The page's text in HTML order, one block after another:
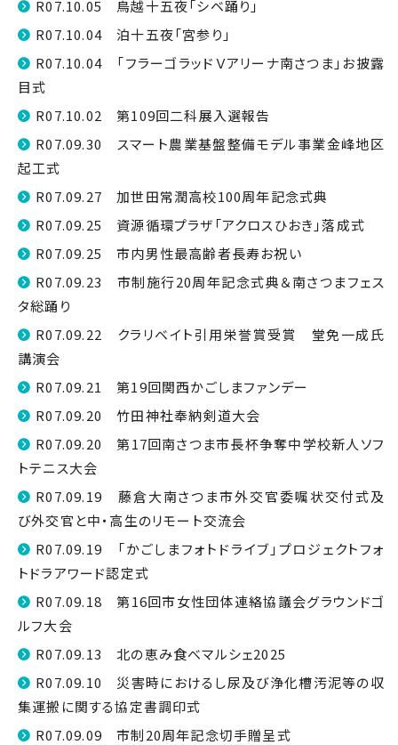
R07.10.05 鳥越十五夜「シベ踊り」
R07.10.04 泊十五夜「宮参り」
R07.10.04 「フラーゴラッドＶアリーナ南さつま」お披露
目式
R07.10.02 第109回二科展入選報告
R07.09.30 スマート農業基盤整備モデル事業金峰地区
起工式
R07.09.27 加世田常潤高校100周年記念式典
R07.09.25 資源循環プラザ「アクロスひおき」落成式
R07.09.25 市内男性最高齢者長寿お祝い
R07.09.23 市制施行20周年記念式典＆南さつまフェス
タ総踊り
R07.09.22 クラリベイト引用栄誉賞受賞 堂免一成氏
講演会
R07.09.21 第19回関西かごしまファンデー
R07.09.20 竹田神社奉納剣道大会
R07.09.20 第17回南さつま市長杯争奪中学校新人ソフ
トテニス大会
R07.09.19 藤倉大南さつま市外交官委嘱状交付式及
び外交官と中・高生のリモート交流会
R07.09.19 「かごしまフォトドライブ」プロジェクトフォ
トドラアワード認定式
R07.09.18 第16回市女性団体連絡協議会グラウンドゴ
ルフ大会
R07.09.13 北の恵み食べマルシェ2025
R07.09.10 災害時におけるし尿及び浄化槽汚泥等の収
集運搬に関する協定書調印式
R07.09.09 市制20周年記念切手贈呈式